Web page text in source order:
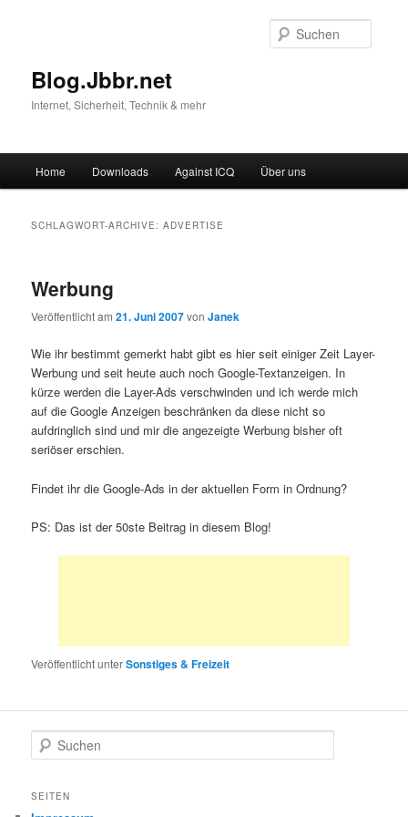
Blog.Jbbr.net
Internet, Sicherheit, Technik & mehr
Zum
Zum
wechseln
Home Downloads Against ICQ Über uns
SCHLAGWORT-ARCHIVE:ADVERTISE
Werbung
Veröffentlicht am21. Juni 2007vonJanek
Wie ihr bestimmt gemerkt habt gibt es hier seit einiger Zeit Layer-
Werbung und seit heute auch noch Google-Textanzeigen. In
kürze werden die Layer-Ads verschwinden und ich werde mich
auf die Google Anzeigen beschränken da diese nicht so
aufdringlich sind und mir die angezeigte Werbung bisher oft
seriöser erschien.
Findet ihr die Google-Ads in der aktuellen Form in Ordnung?
PS: Das ist der 50ste Beitrag in diesem Blog!
Veröffentlicht unterSonstiges & Freizeit
u
h
SEITEN